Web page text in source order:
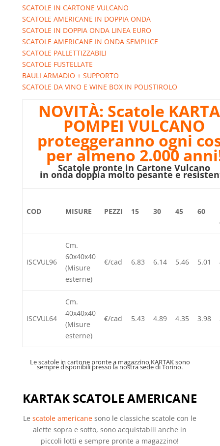
SCATOLE IN CARTONE VULCANO
SCATOLE AMERICANE IN DOPPIA ONDA
SCATOLE IN DOPPIA ONDA LINEA EURO
SCATOLE AMERICANE IN ONDA SEMPLICE
SCATOLE PALLETTIZZABILI
SCATOLE FUSTELLATE
BAULI ARMADIO + SUPPORTO
SCATOLE DA VINO E WINE BOX IN POLISTIROLO
NOVITÀ: Scatole
POMPEI VULCANO
proteggeranno ogni
per almeno 2.000 anni
Scatole pronte in Cartone Vulcano
in onda doppia molto pesante e
COD MISURE PEZZI 15 30 45 60
ISCVUL96
Cm.
60x40x40
(Misure
esterne)
€/cad 6.83 6.14 5.46 5.01
ISCVUL64
Cm.
40x40x40
(Misure
esterne)
€/cad 5.43 4.89 4.35 3.98
Le scatole in cartone pronte a magazzino KARTAK sono
sempre disponibili presso la nostra sede di Torino.
KARTAK SCATOLE AMERICANE
Lescatole americane sono le classiche scatole con le
alette sopra e sotto, sono acquistabili anche in
piccoli lotti e sempre pronte a magazzino!